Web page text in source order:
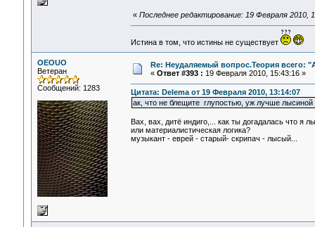
« Последнее редактирование: 19 Февраля 2010,
Истина в том, что истины не существует
OEOUO
Ветеран
Сообщений: 1283
Re: Неудаляемый вопрос.Теория всего:
« Ответ #393 : 19 Февраля 2010, 15:43:16 »
Цитата: Delema от 19 Февраля 2010, 13:14:07
ак, что не блещите глупостью, уж лучше лысиной
Вах, вах, дитё индиго,... как ты догадалась что я
или материалистическая логика?
музыкант - еврей - старый- скрипач - лысый...